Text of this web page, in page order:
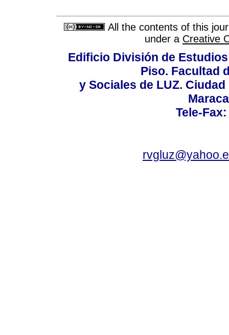
All the contents of this
under a Creative
Edificio División de
Piso. Facultad
y Sociales de LUZ.
Tele-